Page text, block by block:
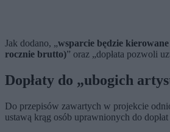
Jak dodano, „wsparcie będzie
rocznie brutto)” oraz „dopłata pozwoli
Dopłaty do „ubogich
Do przepisów zawartych w projekcie
ustawą krąg osób uprawnionych do